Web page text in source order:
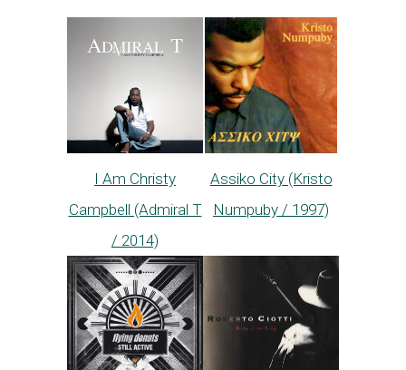
I Am Christy
Campbell (Admiral T
/ 2014)
Assiko City (Kristo
Numpuby / 1997)